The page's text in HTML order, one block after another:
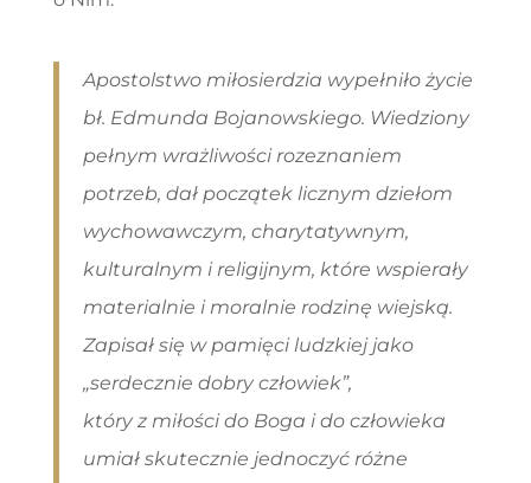
Apostolstwo miłosierdzia wypełniło życie
bł. Edmunda Bojanowskiego. Wiedziony
pełnym wrażliwości rozeznaniem
potrzeb, dał początek licznym dziełom
wychowawczym, charytatywnym,
kulturalnym i religijnym, które wspierały
materialnie i moralnie rodzinę wiejską.
Zapisał się w pamięci ludzkiej jako
„serdecznie dobry człowiek”,
który z miłości do Boga i do człowieka
umiał skutecznie jednoczyć różne